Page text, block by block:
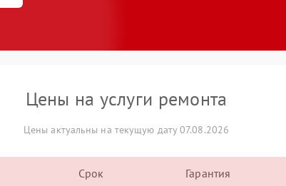
Цены на услуги ремонта
Цены актуальны на текущую дату 07.08.2026
Срок Гарантия